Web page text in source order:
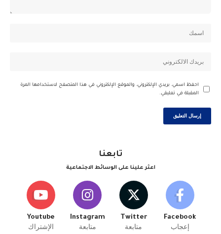
احفظ اسمي، بريدي الإلكتروني، والموقع الإلكتروني في هذا المتصفح لاستخدامها المرة
المقبلة في تعليقي.
تابعنا
اعثر علينا على الوسائط الاجتماعية
Facebook
إعجاب
Twitter
متابعة
Instagram
متابعة
Youtube
الإشتراك